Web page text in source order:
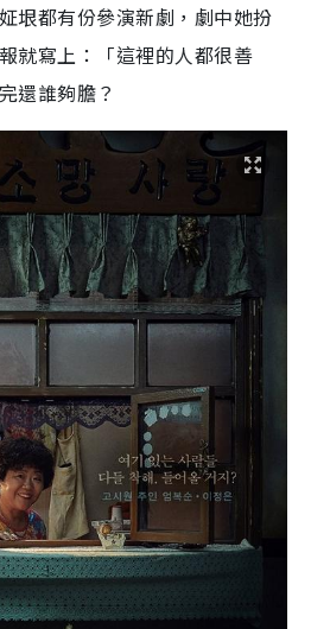
垠都有份參演新劇，劇中她扮
就寫上：「這裡的人都很善
還誰夠膽？